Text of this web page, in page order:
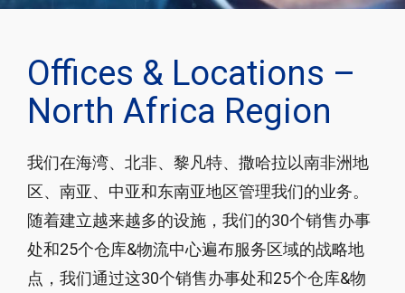
Offices & Locations –
North Africa Region
我们在海湾、北非、黎凡特、撒哈拉以南非洲地
区、南亚、中亚和东南亚地区管理我们的业务。
随着建立越来越多的设施，我们的30个销售办事
处和25个仓库&物流中心遍布服务区域的战略地
点，我们通过这30个销售办事处和25个仓库&物